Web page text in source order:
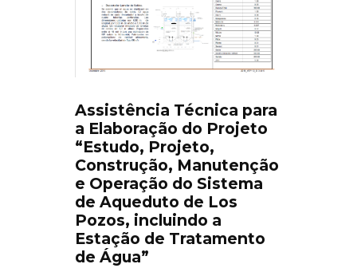
Assistência Técnica para
a Elaboração do Projeto
“Estudo, Projeto,
Construção, Manutenção
e Operação do Sistema
de Aqueduto de Los
Pozos, incluindo a
Estação de Tratamento
de Água”